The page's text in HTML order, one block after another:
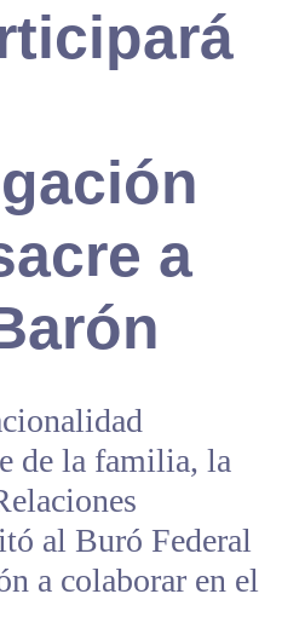
a
de la familia, la
al Buró Federal
a colaborar en el